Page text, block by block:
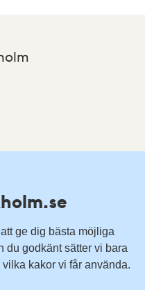
ge dig bästa möjliga
du godkänt sätter vi bara
kakor vi får använda.